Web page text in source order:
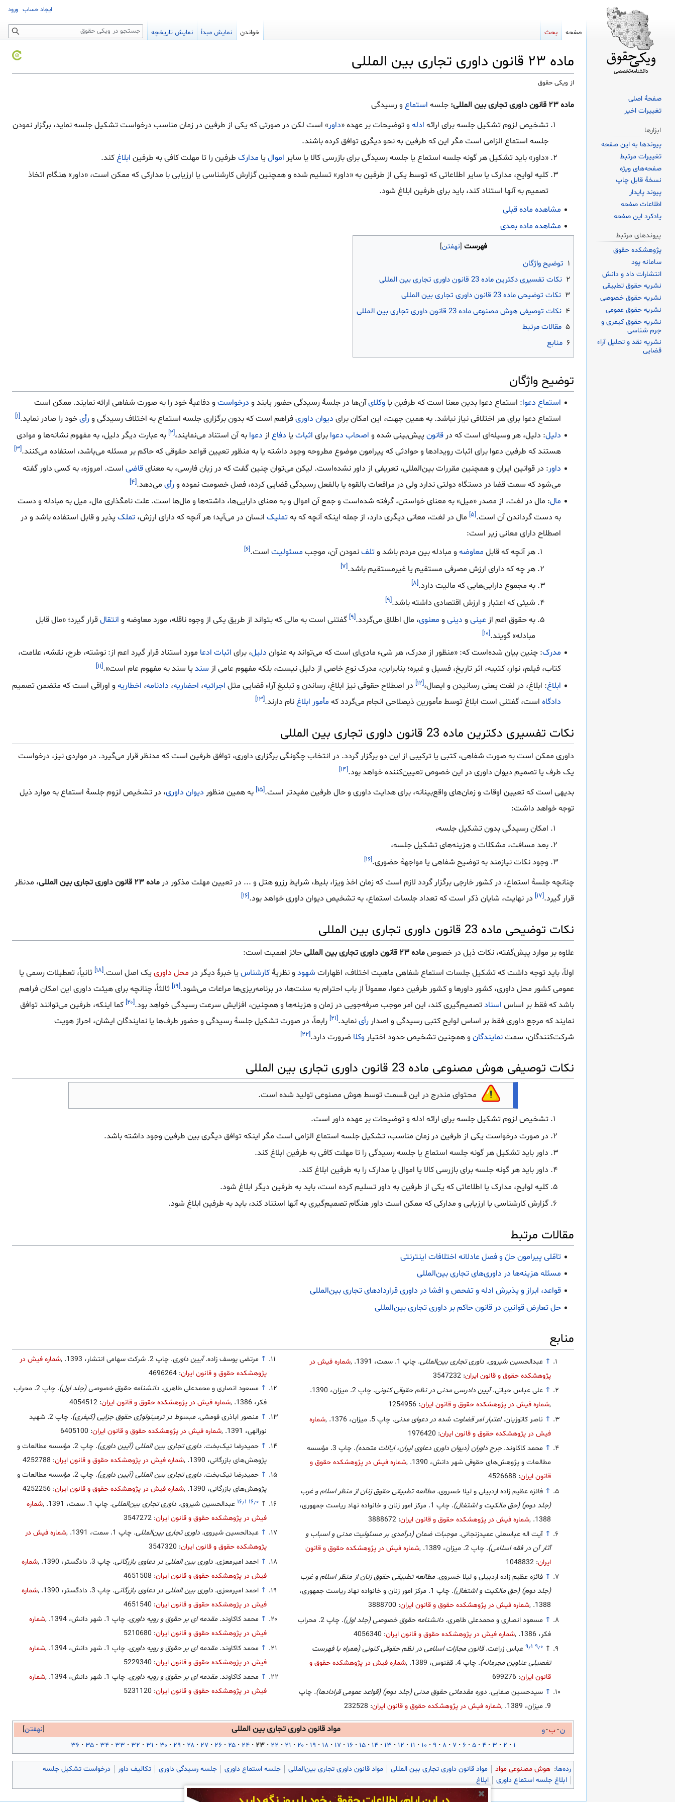
ماده ۲۳ قانون داوری تجاری بین المللی
از ویکی حقوق
پرش
پرش
جستجو
ماده ۲۳ قانون داوری تجاری بین المللی: جلسه استماع و رسیدگی
تشخیص لزوم تشکیل جلسه برای ارائه ادله و توضیحات بر عهده «داور» است لکن در صورتی که یکی از طرفین در زمان مناسب درخواست تشکیل جلسه نماید، برگزار نمودن
جلسه استماع الزامی است مگر این که طرفین به نحو دیگری توافق کرده باشند.
«داور» باید تشکیل هر گونه جلسه استماع یا جلسه رسیدگی برای بازرسی کالا یا سایر اموالیا مدارک طرفین را تا مهلت کافی به طرفین ابلاغکند.
کلیه لوایح، مدارک یا سایر اطلاعاتی که توسط یکی از طرفین به «داور» تسلیم شده و همچنین گزارش کارشناسی یا ارزیابی با مدارکی که ممکن است، «داور» هنگام اتخاذ
تصمیم به آنها استناد کند، باید برای طرفین ابلاغ شود.
مشاهده ماده قبلی
مشاهده ماده بعدی
فهرست
۱ توضیح واژگان
۲ نکات تفسیری دکترین ماده 23 قانون داوری تجاری بین المللی
۳ نکات توضیحی ماده 23 قانون داوری تجاری بین المللی
۴ نکات توصیفی هوش مصنوعی ماده 23 قانون داوری تجاری بین المللی
۵ مقالات مرتبط
۶ منابع
توضیح واژگان
استماع دعوا: استماع دعوا بدین معنا است که طرفین یا وکلایآن‌ها در جلسهٔ رسیدگی حضور یابند و درخواستو دفاعیهٔ خود را به صورت شفاهی ارائه نمایند. ممکن است
استماع دعوا برای هر اختلافی نیاز نباشد. به همین جهت، این امکان برای دیوان داوریفراهم است که بدون برگزاری جلسه استماع به اختلاف رسیدگی ورأیخود را صادر نماید.[۱]
دلیل: دلیل، هر وسیله‌ای است که در قانونپیش‌بینی شده و اصحاب دعوا برای اثباتیا دفاعاز دعوا به آن استناد می‌نمایند،[۲]
به عبارت دیگر دلیل، به مفهوم نشانه‌ها و موادی
هستند که طرفین دعوا برای اثبات رویدادها و حوادثی که پیرامون موضوع مطروحه وجود داشته یا به منظور تعیین قواعد حقوقی که حاکم بر مسئله می‌باشد، استفاده می‌کنند.[۳]
داور: در قوانین ایران و همچنین مقررات بین‌المللی، تعریفی از داور نشده‌است. لیکن می‌توان چنین گفت که در زبان فارسی، به معنایقاضیاست. امروزه، به کسی داور گفته
می‌شود که سمت قضا در دستگاه دولتی ندارد ولی در مرافعات بالقوه یا بالفعل رسیدگی قضایی کرده، فصل خصومت نموده ورأیمی‌دهد.[۴]
مال: مال در لغت، از مصدر «میل» به معنای خواستن، گرفته شده‌است و جمع آن اموال و به معنای دارایی‌ها، داشته‌ها و مال‌ها است. علت نامگذاری مال، میل به مبادله و دست
به دست گرداندن آن است.[۵] مال در لغت، معانی دیگری دارد، از جمله اینکه آنچه که بهتملیکانسان در می‌آید؛ هر آنچه که دارای ارزش، تملکپذیر و قابل استفاده باشد و در
اصطلاح دارای معانی زیر است:
هر آنچه که قابل معاوضهو مبادله بین مردم باشد وتلفنمودن آن، موجب مسئولیتاست.[۶]
هر چه که دارای ارزش مصرفی مستقیم یا غیرمستقیم باشد.[۷]
به مجموع دارایی‌هایی که مالیت دارد.[۸]
شیئی که اعتبار و ارزش اقتصادی داشته باشد.[۹]
به حقوق اعم از عینیو دینیو معنوی، مال اطلاق می‌گردد.[۹] گفتنی است به مالی که بتواند از طریق یکی از وجوه ناقله، مورد معاوضه و انتقالقرار گیرد؛ «مال قابل
مبادله» گویند.[۱۰]
مدرک: چنین بیان شده‌است که: «منظور از مدرک، هر شیء مادی‌ای است که می‌تواند به عنوان دلیل، برای اثبات ادعا مورد استناد قرار گیرد اعم از: نوشته، طرح، نقشه، علامت،
کتاب، فیلم، نوار، کتیبه، اثر تاریخ، فسیل و غیره؛ بنابراین، مدرک نوع خاصی از دلیل نیست، بلکه مفهوم عامی از سندیا سند به مفهوم عام است».[۱۱]
ابلاغ: ابلاغ، در لغت یعنی رسانیدن و ایصال،[۱۲] در اصطلاح حقوقی نیز ابلاغ، رساندن و تبلیغ آراء قضایی مثل اجرائیه، احضاریه، دادنامه، اخطاریهو اوراقی است که متضمن تصمیم
دادگاهاست، گفتنی است ابلاغ توسط مأمورین ذیصلاحی انجام می‌گردد که مأمور ابلاغنام دارند.[۱۳]
نکات تفسیری دکترین ماده 23 قانون داوری تجاری بین المللی
داوری ممکن است به صورت شفاهی، کتبی یا ترکیبی از این دو برگزار گردد. در انتخاب چگونگی برگزاری داوری، توافق طرفین است که مدنظر قرار می‌گیرد. در مواردی نیز، درخواست
یک طرف یا تصمیم دیوان داوری در این خصوص تعیین‌کننده خواهد بود.[۱۴]
بدیهی است که تعیین اوقات و زمان‌های واقع‌بینانه، برای هدایت داوری و حال طرفین مفیدتر است.[۱۵] به همین منظور دیوان داوری، در تشخیص لزوم جلسهٔ استماع به موارد ذیل
توجه خواهد داشت:
امکان رسیدگی بدون تشکیل جلسه،
بعد مسافت، مشکلات و هزینه‌های تشکیل جلسه،
وجود نکات نیازمند به توضیح شفاهی یا مواجههٔ حضوری.[۱۶]
چنانچه جلسهٔ استماع، در کشور خارجی برگزار گردد لازم است که زمان اخذ ویزا، بلیط، شرایط رزرو هتل و ... در تعیین مهلت مذکور در ماده ۲۳ قانون داوری تجاری بین المللی
، مدنظر
قرار گیرد.[۱۷] در نهایت، شایان ذکر است که تعداد جلسات استماع، به تشخیص دیوان داوری خواهد بود.[۱۶]
نکات توضیحی ماده 23 قانون داوری تجاری بین المللی
علاوه بر موارد پیش‌گفته، نکات ذیل در خصوصماده ۲۳ قانون داوری تجاری بین المللی
حائز اهمیت است:
اولاً، باید توجه داشت که تشکیل جلسات استماع شفاهی ماهیت اختلاف، اظهارات شهود و نظریهٔکارشناسیا خبرهٔ دیگر در محل داورییک اصل است.[۱۸]
ثانیاً، تعطیلات رسمی یا
عمومی کشور محل داوری، کشور داورها و کشور طرفین دعوا، معمولاً از باب احترام به سنت‌ها، در برنامه‌ریزی‌ها مراعات می‌شود.[۱۹]
ثالثاً، چنانچه برای هیئت داوری این امکان فراهم
باشد که فقط بر اساس اسنادتصمیم‌گیری کند، این امر موجب صرفه‌جویی در زمان و هزینه‌ها و همچنین، افزایش سرعت رسیدگی خواهد بود.[۲۰]
کما اینکه، طرفین می‌توانند توافق
نمایند که مرجع داوری فقط بر اساس لوایح کتبی رسیدگی و اصدار رأینماید.[۲۱]
رابعاً، در صورت تشکیل جلسهٔ رسیدگی و حضور طرف‌ها یا نمایندگان ایشان، احراز هویت
شرکت‌کنندگان، سمتنمایندگان و همچنین تشخیص حدود اختیار وکلا ضرورت دارد.[۲۲]
نکات توصیفی هوش مصنوعی ماده 23 قانون داوری تجاری بین المللی
محتوای مندرج در این قسمت توسط هوش مصنوعی تولید شده است.
تشخیص لزوم تشکیل جلسه برای ارائه ادله و توضیحات بر عهده داور است.
در صورت درخواست یکی از طرفین در زمان مناسب، تشکیل جلسه استماع الزامی است مگر اینکه توافق دیگری بین طرفین وجود داشته باشد.
داور باید تشکیل هر گونه جلسه استماع یا جلسه رسیدگی را تا مهلت کافی به طرفین ابلاغ کند.
داور باید هر گونه جلسه برای بازرسی کالا یا اموال یا مدارک را به طرفین ابلاغ کند.
کلیه لوایح، مدارک یا اطلاعاتی که یکی از طرفین به داور تسلیم کرده است، باید به طرفین دیگر ابلاغ شود.
گزارش کارشناسی یا ارزیابی و مدارکی که ممکن است داور هنگام تصمیم‌گیری به آنها استناد کند، باید به طرفین ابلاغ شود.
مقالات مرتبط
تامّلی پیرامون حلّ و فصل عادلانه اختلافات اینترنتی
مسئله هزینه‌ها در داوری‌های تجاری بین‌المللی
قواعد، ابراز و پذیرش ادله و تفحص و افشا در داوری قراردادهای تجاری بین‌المللی
حل تعارض قوانین در قانون حاکم بر داوری تجاری بین‌المللی
منابع
↑ عبدالحسین شیروی.داوری تجاری بین‌المللی. چاپ 1. سمت، 1391.
شماره فیش در
پژوهشکده حقوق و قانون ایران: 3547232
↑ علی عباس حیاتی.آیین دادرسی مدنی در نظم حقوقی کنونی. چاپ 2. میزان، 1390.
,شماره فیش در پژوهشکده حقوق و قانون ایران: 1254956
↑ ناصر کاتوزیان.اعتبار امر قضاوت شده در دعوای مدنی. چاپ 5. میزان، 1376.
شماره
فیش در پژوهشکده حقوق و قانون ایران: 1976420
↑ محمد کاکاوند.جرح داوران (دیوان داوری دعاوی ایران، ایالات متحده)
. چاپ 3. مؤسسه
مطالعات و پژوهش‌های حقوقی شهر دانش، 1390.
شماره فیش در پژوهشکده حقوق و
قانون ایران: 4526688
↑ فائزه عظیم زاده اردبیلی و لیلا خسروی.مطالعه تطبیقی حقوق زنان از منظر اسلام و غرب
(جلد دوم) (حق مالکیت و اشتغال)
. چاپ 1. مرکز امور زنان و خانواده نهاد ریاست جمهوری،
1388.
شماره فیش در پژوهشکده حقوق و قانون ایران: 3888672
↑ آیت اله عباسعلی عمیدزنجانی.موجبات ضمان (درآمدی بر مسئولیت مدنی و اسباب و
آثار آن در فقه اسلامی). چاپ 2. میزان، 1389.
شماره فیش در پژوهشکده حقوق و قانون
ایران: 1048832
↑ فائزه عظیم زاده اردبیلی و لیلا خسروی.مطالعه تطبیقی حقوق زنان از منظر اسلام و غرب
(جلد دوم) (حق مالکیت و اشتغال)
. چاپ 1. مرکز امور زنان و خانواده نهاد ریاست جمهوری،
1388.
شماره فیش در پژوهشکده حقوق و قانون ایران: 3888700
↑ مسعود انصاری و محمدعلی طاهری.دانشنامه حقوق خصوصی (جلد اول)
. چاپ 2. محراب
فکر، 1386.
شماره فیش در پژوهشکده حقوق و قانون ایران: 4056340
↑۹٫۰ ۹٫۱ عباس زراعت.قانون مجازات اسلامی در نظم حقوقی کنونی (همراه با فهرست
تفصیلی عناوین مجرمانه). چاپ 4. ققنوس، 1389.
شماره فیش در پژوهشکده حقوق و
قانون ایران: 699276
↑ سیدحسین صفایی.دوره مقدماتی حقوق مدنی (جلد دوم) (قواعد عمومی قرادادها). چاپ
9. میزان، 1389.
شماره فیش در پژوهشکده حقوق و قانون ایران: 232528
↑ مرتضی یوسف زاده.آیین داوری. چاپ 2. شرکت سهامی انتشار، 1393.
شماره فیش در
پژوهشکده حقوق و قانون ایران: 4696264
↑ مسعود انصاری و محمدعلی طاهری.دانشنامه حقوق خصوصی (جلد اول)
. چاپ 2. محراب
فکر، 1386.
شماره فیش در پژوهشکده حقوق و قانون ایران: 4054512
↑ منصور اباذری فومشی.مبسوط در ترمینولوژی حقوق جزایی (کیفری)
. چاپ 2. شهید
نورالهی، 1391.
شماره فیش در پژوهشکده حقوق و قانون ایران: 6405100
↑ حمیدرضا نیک‌بخت.داوری تجاری بین المللی (آیین داوری)
. چاپ 2. مؤسسه مطالعات و
پژوهش‌های بازرگانی، 1390.
شماره فیش در پژوهشکده حقوق و قانون ایران: 4252788
↑ حمیدرضا نیک‌بخت.داوری تجاری بین المللی (آیین داوری)
. چاپ 2. مؤسسه مطالعات و
پژوهش‌های بازرگانی، 1390.
شماره فیش در پژوهشکده حقوق و قانون ایران: 4252256
↑۱۶٫۰ ۱۶٫۱ عبدالحسین شیروی.داوری تجاری بین‌المللی. چاپ 1. سمت، 1391.
شماره
فیش در پژوهشکده حقوق و قانون ایران: 3547272
↑ عبدالحسین شیروی.داوری تجاری بین‌المللی. چاپ 1. سمت، 1391.
شماره فیش در
پژوهشکده حقوق و قانون ایران: 3547320
↑ احمد امیرمعزی.داوری بین المللی در دعاوی بازرگانی. چاپ 3. دادگستر، 1390.
شماره
فیش در پژوهشکده حقوق و قانون ایران: 4651508
↑ احمد امیرمعزی.داوری بین المللی در دعاوی بازرگانی. چاپ 3. دادگستر، 1390.
شماره
فیش در پژوهشکده حقوق و قانون ایران: 4651540
↑ محمد کاکاوند.مقدمه ای بر حقوق و رویه داوری. چاپ 1. شهر دانش، 1394.
شماره
فیش در پژوهشکده حقوق و قانون ایران: 5210680
↑ محمد کاکاوند.مقدمه ای بر حقوق و رویه داوری. چاپ 1. شهر دانش، 1394.
شماره
فیش در پژوهشکده حقوق و قانون ایران: 5229340
↑ محمد کاکاوند.مقدمه ای بر حقوق و رویه داوری. چاپ 1. شهر دانش، 1394.
شماره
فیش در پژوهشکده حقوق و قانون ایران: 5231120
نهفتن ن ب و مواد قانون داوری تجاری بین المللی
۱ ۲ ۳ ۴ ۵ ۶ ۷ ۸ ۹ ۱۰ ۱۱ ۱۲ ۱۳ ۱۴ ۱۵ ۱۶ ۱۷ ۱۸ ۱۹ ۲۰ ۲۱ ۲۲ ۲۳ ۲۴ ۲۵ ۲۶ ۲۷ ۲۸ ۲۹ ۳۰ ۳۱ ۳۲ ۳۳ ۳۴ ۳۵ ۳۶
رده‌ها: هوش مصنوعی مواد مواد قانون داوری تجاری بین المللی مواد قانون داوری تجاری بین‌المللی جلسه استماع داوری جلسه رسیدگی داوری تکالیف داور
درخواست تشکیل جلسه
ابلاغ جلسه استماع داوری
ابلاغ
ایجاد حساب ورود
صفحه بحث خواندن نمایش مبدأ نمایش تاریخچه جستجو
صفحهٔ اصلی
تغییرات اخیر
ابزارها
پیوندها به این صفحه
تغییرات مرتبط
صفحه‌های ویژه
نسخهٔ قابل چاپ
پیوند پایدار
اطلاعات صفحه
یادکرد این صفحه
پیوندهای مرتبط
پژوهشکده حقوق
سامانه پود
انتشارات داد و دانش
نشریه حقوق تطبیقی
نشریه حقوق خصوصی
نشریه حقوق عمومی
نشریه حقوق کیفری و
جرم شناسی
نشریه نقد و تحلیل آراء
قضایی
✖